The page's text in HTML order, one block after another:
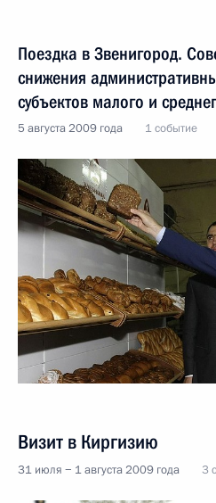
Поездка в Звенигород.
снижения
субъектов малого и
5 августа 2009 года 1 событие
Визит в Киргизию
31 июля − 1 августа 2009 года 3